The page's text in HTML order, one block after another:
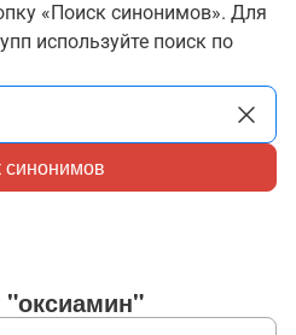
«Поиск синонимов». Для
используйте поиск по
синонимов